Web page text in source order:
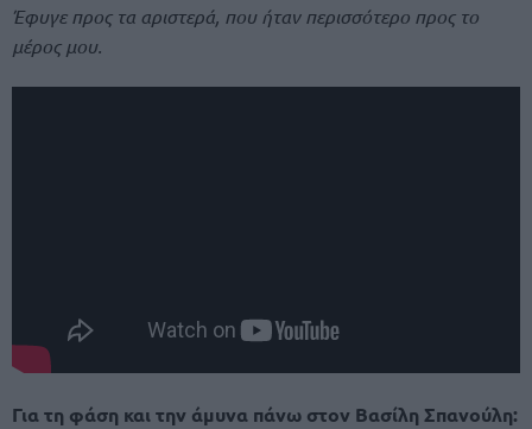
Έφυγε προς τα αριστερά, που ήταν περισσότερο προς το
μέρος μου.
Για τη φάση και την άμυνα πάνω στον Βασίλη Σπανούλη: